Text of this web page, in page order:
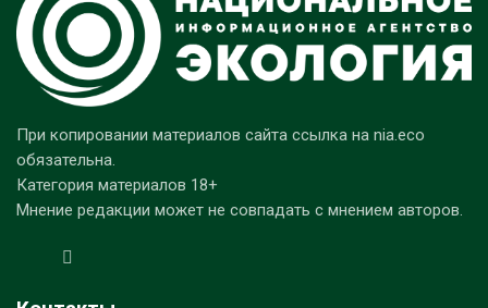
При копировании материалов сайта ссылка на nia.eco
обязательна.
Категория материалов 18+
Мнение редакции может не совпадать с мнением авторов.